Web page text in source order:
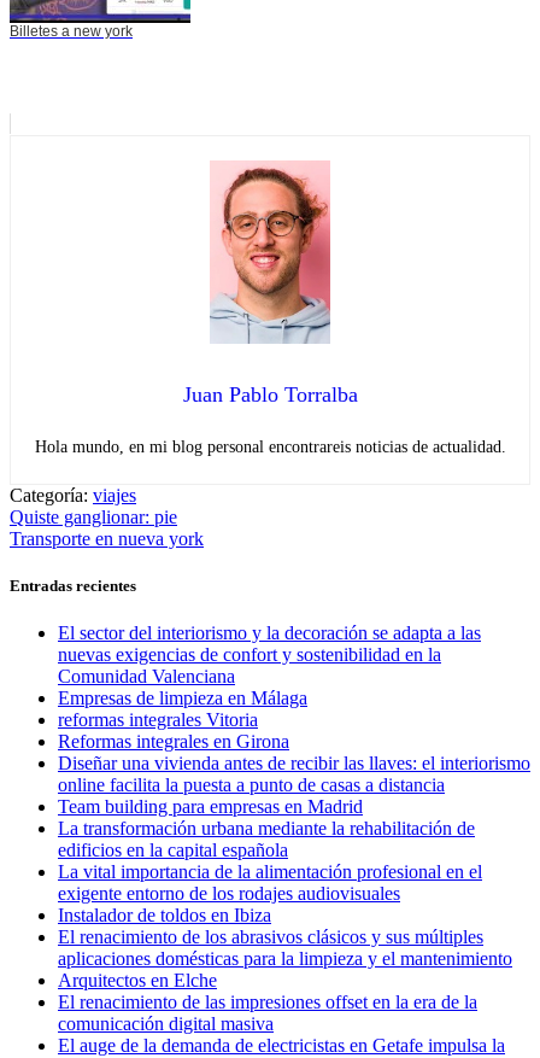
Billetes a new york
Juan Pablo Torralba
Hola mundo, en mi blog personal encontrareis noticias de actualidad.
Categoría: viajes
Navegación
de
entradas
Entrada
anterior:
Quiste ganglionar: pie
Entrada
Transporte en nueva york
Entradas recientes
El sector del interiorismo y la decoración se adapta a las
nuevas exigencias de confort y sostenibilidad en la
Comunidad Valenciana
Empresas de limpieza en Málaga
reformas integrales Vitoria
Reformas integrales en Girona
Diseñar una vivienda antes de recibir las llaves: el interiorismo
online facilita la puesta a punto de casas a distancia
Team building para empresas en Madrid
La transformación urbana mediante la rehabilitación de
edificios en la capital española
La vital importancia de la alimentación profesional en el
exigente entorno de los rodajes audiovisuales
Instalador de toldos en Ibiza
El renacimiento de los abrasivos clásicos y sus múltiples
aplicaciones domésticas para la limpieza y el mantenimiento
Arquitectos en Elche
El renacimiento de las impresiones offset en la era de la
comunicación digital masiva
El auge de la demanda de electricistas en Getafe impulsa la